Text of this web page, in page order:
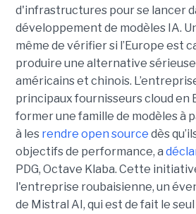
d'infrastructures pour se lancer
développement de modèles IA.
même de vérifier si l’Europe est
produire une alternative sérieuse
américains et chinois.
principaux fournisseurs cloud en
former une famille de modèles à
à les rendre open source dès
objectifs de performance, a
PDG, Octave Klaba. Cette
l'entreprise roubaisienne, un
de Mistral AI, qui est de fait le